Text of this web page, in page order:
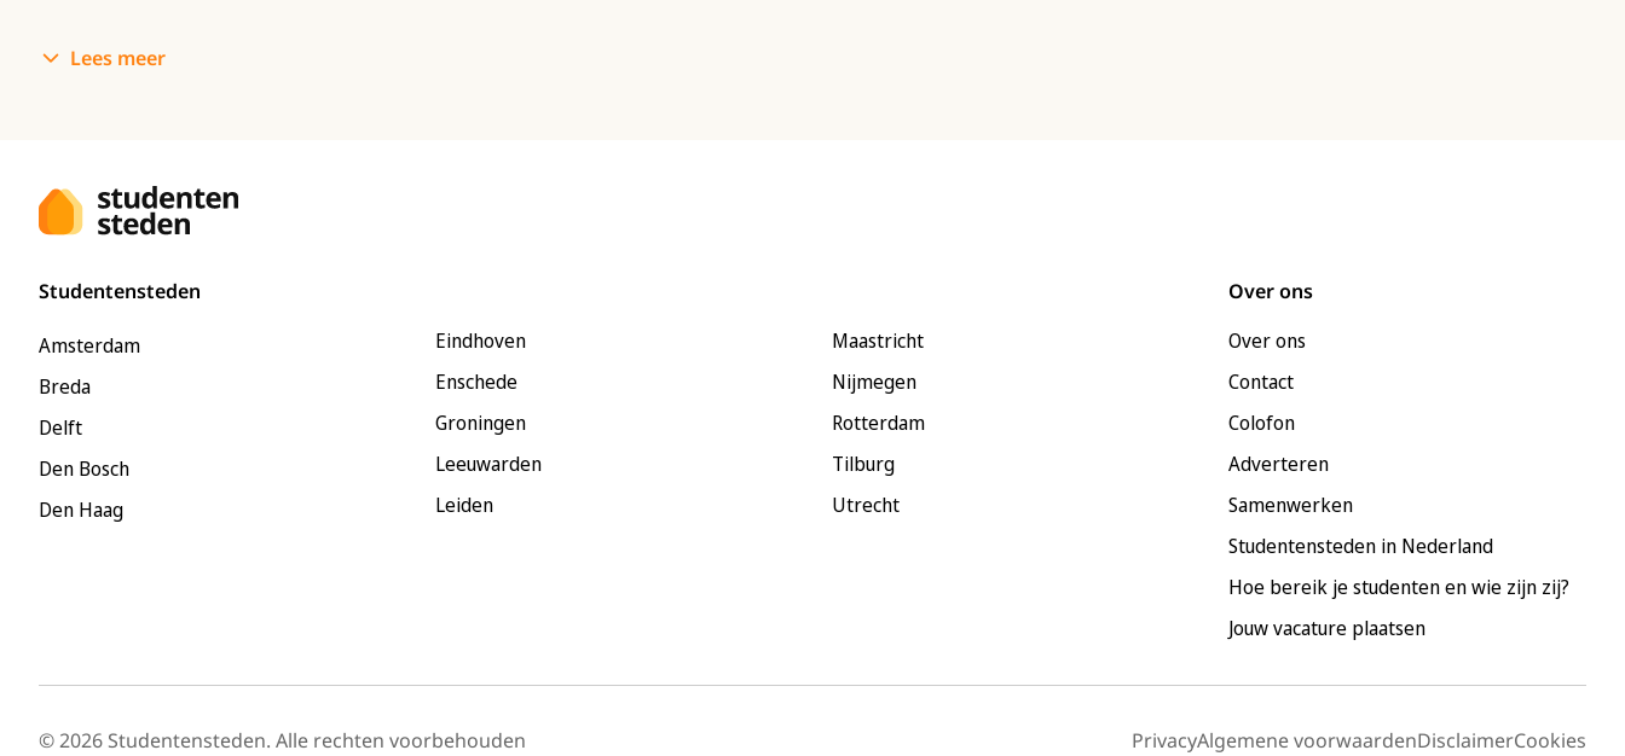
Lees meer
Studentensteden
Amsterdam
Breda
Delft
Den Bosch
Den Haag
Eindhoven
Enschede
Groningen
Leeuwarden
Leiden
Maastricht
Nijmegen
Rotterdam
Tilburg
Utrecht
Over ons
Over ons
Contact
Colofon
Adverteren
Samenwerken
Studentensteden in Nederland
Hoe bereik je studenten en wie zijn zij?
Jouw vacature plaatsen
© 2026 Studentensteden. Alle rechten voorbehouden PrivacyAlgemene voorwaardenDisclaimerCookies